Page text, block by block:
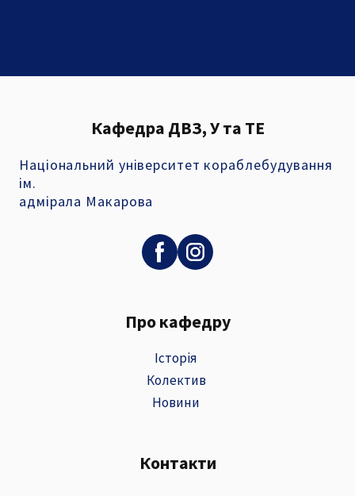
Кафедра ДВЗ, У та ТЕ
Національний університет кораблебудування
ім.
адмірала Макарова
Про кафедру
Історія
Колектив
Новини
Контакти